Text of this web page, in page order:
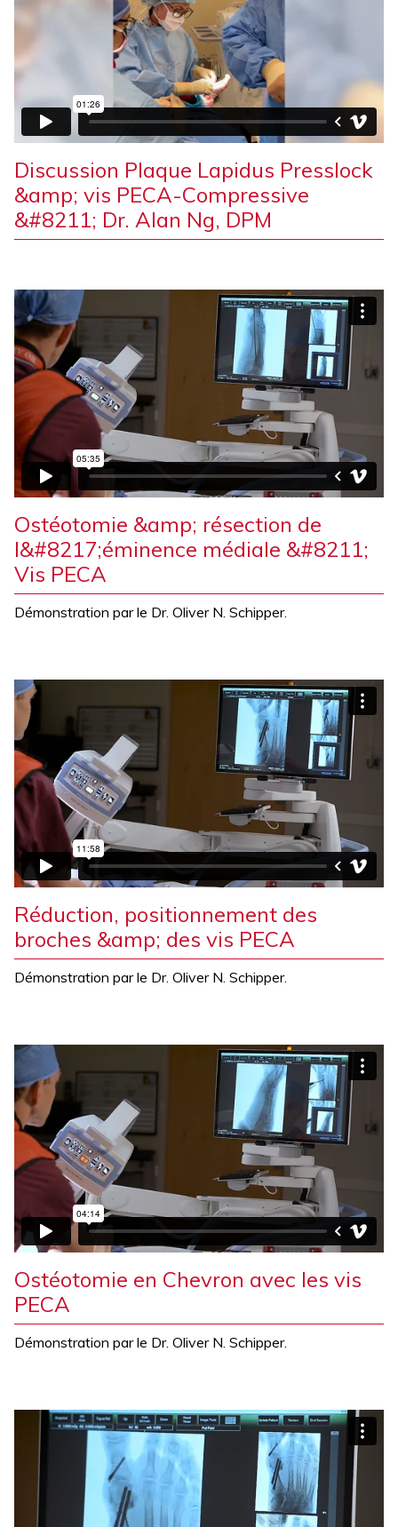
Discussion Plaque Lapidus Presslock
&amp; vis PECA-Compressive
&#8211; Dr. Alan Ng, DPM
Ostéotomie &amp; résection de
l&#8217;éminence médiale &#8211;
Vis PECA
Démonstration par le Dr. Oliver N. Schipper.
Réduction, positionnement des
broches &amp; des vis PECA
Démonstration par le Dr. Oliver N. Schipper.
Ostéotomie en Chevron avec les vis
PECA
Démonstration par le Dr. Oliver N. Schipper.